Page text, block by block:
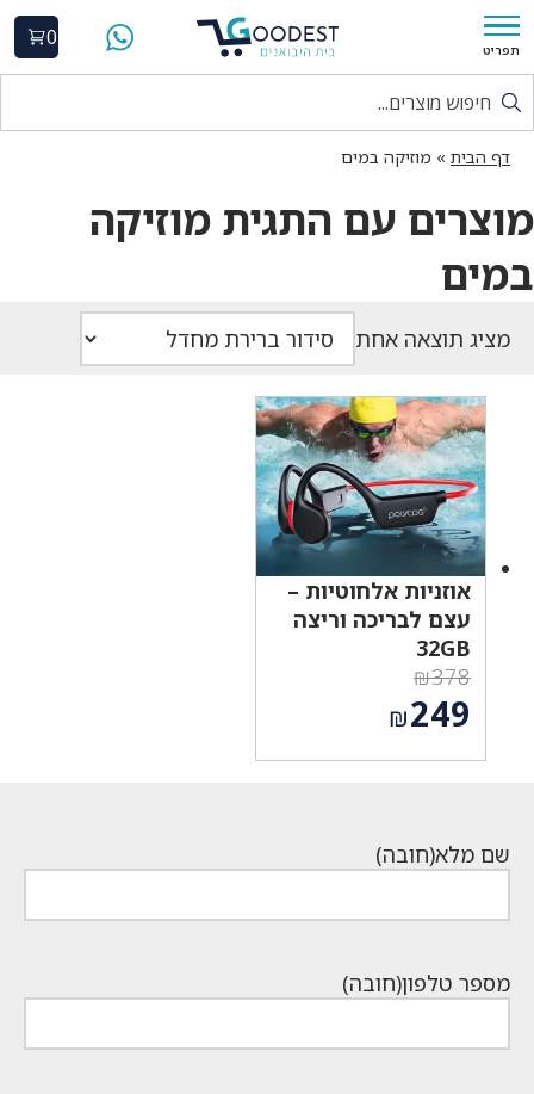
תפריט
0
דף הבית » מוזיקה במים
מוצרים עם התגית מוזיקה
במים
מציג תוצאה אחת
אוזניות אלחוטיות –
עצם לבריכה וריצה
32GB
₪378
המחיר
המקורי
היה:
₪249
שם מלא(חובה)
מספר טלפון(חובה)